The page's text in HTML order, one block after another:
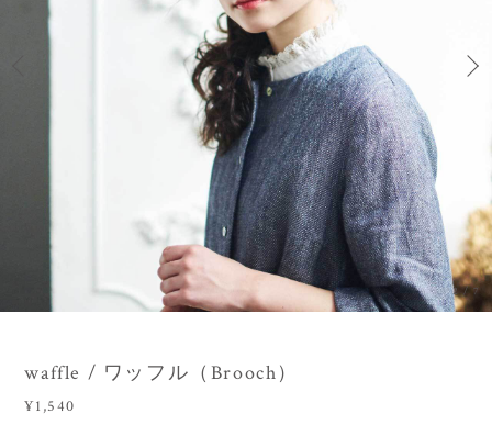
3/7
waffle / ワッフル（Brooch）
¥1,540